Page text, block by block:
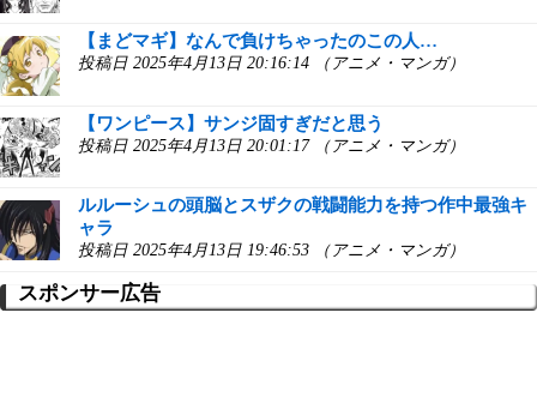
【まどマギ】なんで負けちゃったのこの人…
投稿日 2025年4月13日 20:16:14 （アニメ・マンガ）
【ワンピース】サンジ固すぎだと思う
投稿日 2025年4月13日 20:01:17 （アニメ・マンガ）
ルルーシュの頭脳とスザクの戦闘能力を持つ作中最強キ
ャラ
投稿日 2025年4月13日 19:46:53 （アニメ・マンガ）
スポンサー広告